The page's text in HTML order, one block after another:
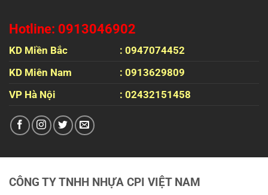
Hotline: 0913046902
KD Miền Bắc
: 0947074452
KD Miên Nam
: 0913629809
VP Hà Nội
: 02432151458
CÔNG TY TNHH NHỰA CPI VIỆT NAM